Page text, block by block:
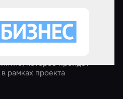
рынка
Приволжском
которое пройдет
рамках проекта